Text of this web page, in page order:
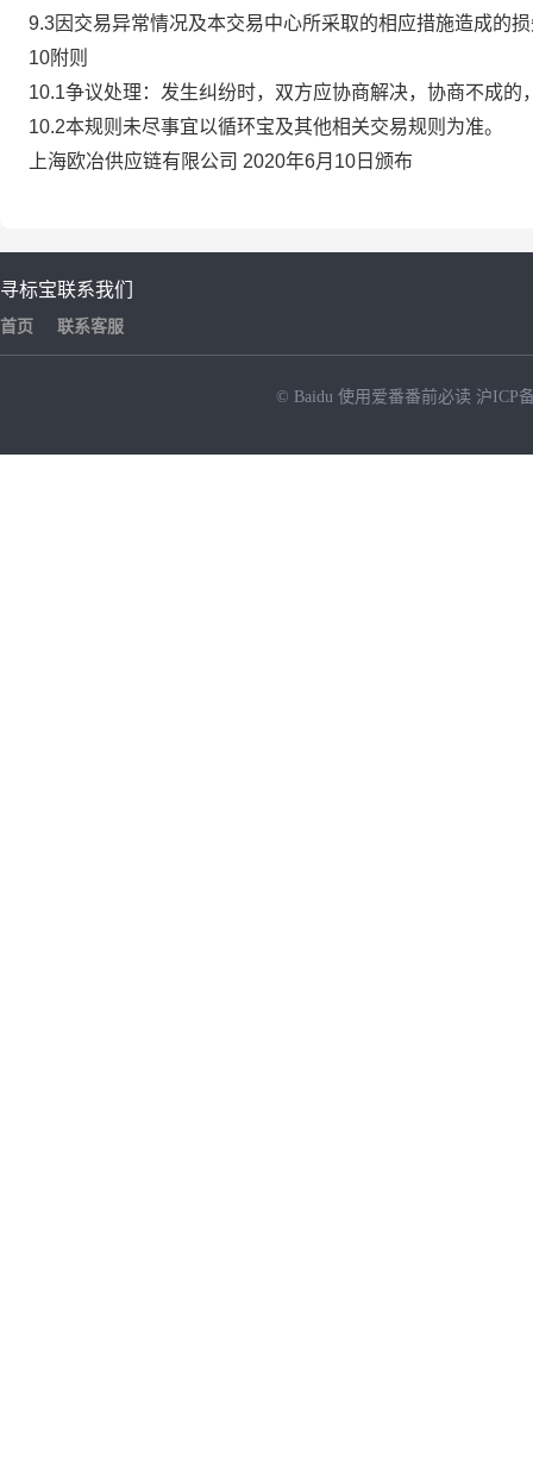
9.3因交易异常情况及本交易中心所采取的相应措施造成的
10附则
10.1争议处理：发生纠纷时，双方应协商解决，协商不成
10.2本规则未尽事宜以循环宝及其他相关交易规则为准。
上海欧冶供应链有限公司 2020年6月10日颁布
寻标宝
首页
联系我们
联系客服
© Baidu 使用爱番番前必读 沪ICP